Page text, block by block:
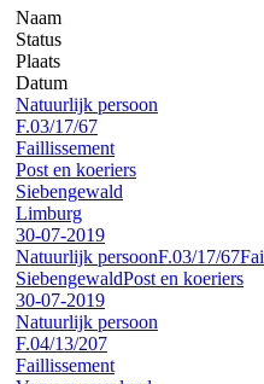
Naam
Status
Plaats
Datum
Natuurlijk persoon
F.03/17/67
Faillissement
Post en koeriers
Siebengewald
Limburg
30-07-2019
Natuurlijk persoonF.03/17/67
SiebengewaldPost en koeriers
30-07-2019
Natuurlijk persoon
F.04/13/207
Faillissement